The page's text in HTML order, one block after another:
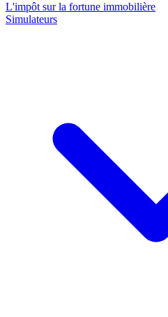
L'impôt sur la fortune immobilière
Simulateurs